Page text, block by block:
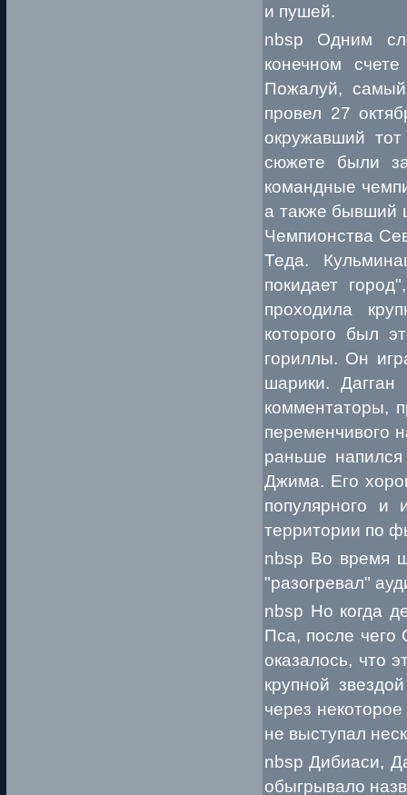
и пушей.
nbsp Одним
конечном
Пожалуй,
провел 27
окружавший
сюжете были
командные
а также бывший
Чемпионства
Теда.
покидает
проходила
которого был
гориллы. Он
шарики.
комментаторы,
переменчивого
раньше
Джима. Его
популярного и
территории по
nbsp Во время
"разогревал"
nbsp Но когда
Пса, после чего
оказалось, что
крупной
через
не выступал
nbsp Дибиаси,
обыгрывало